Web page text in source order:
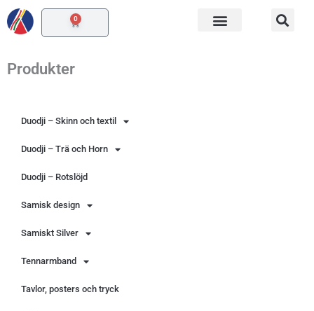
Hoppa
till
0
Varukorg
Produkter
Duodji – Skinn och textil
Duodji – Trä och Horn
Duodji – Rotslöjd
Samisk design
Samiskt Silver
Tennarmband
Tavlor, posters och tryck